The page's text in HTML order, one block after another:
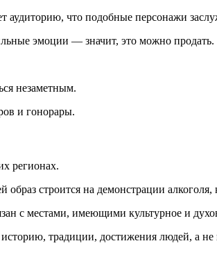
аудиторию, что подобные персонажи
эмоции — значит, это можно продать.
незаметным.
и гонорары.
регионах.
строится на демонстрации
с местами, имеющими культурное и
традиции, достижения людей, а не